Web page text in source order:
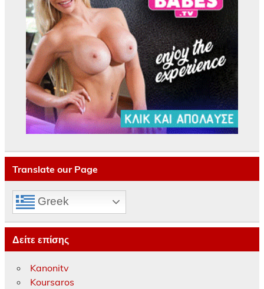
Translate our Page
Greek
Δείτε επίσης
Kanonitv
Koursaros